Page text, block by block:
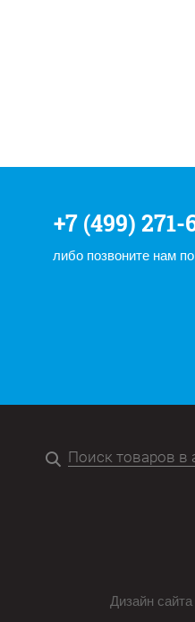
+7 (499) 271-
либо позвоните нам
Дизайн сайта